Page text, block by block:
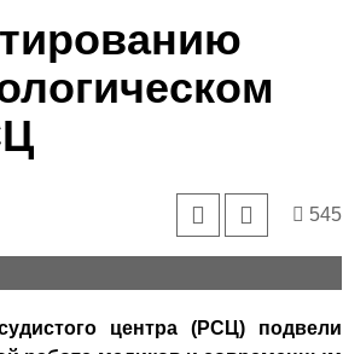
545
центра (РСЦ) подвели